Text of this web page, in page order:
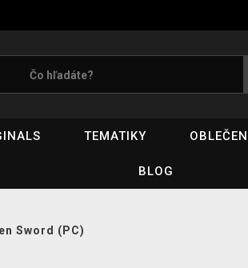
TEMATIKY
BLOG
Sword (PC)